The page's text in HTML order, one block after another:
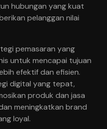
hubungan yang kuat
pelanggan nilai
pemasaran yang
untuk mencapai tujuan
efektif dan efisien.
digital yang tepat,
produk dan jasa
meningkatkan brand
loyal.